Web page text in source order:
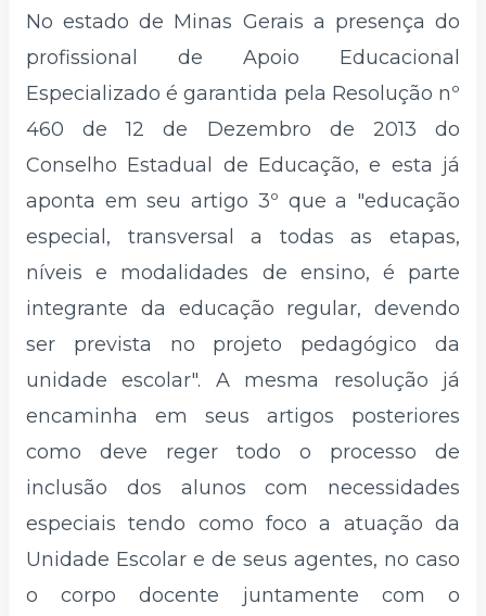
No estado de Minas Gerais a presença do
profissional de Apoio Educacional
Especializado é garantida pela Resolução nº
460 de 12 de Dezembro de 2013 do
Conselho Estadual de Educação, e esta já
aponta em seu artigo 3º que a "educação
especial, transversal a todas as etapas,
níveis e modalidades de ensino, é parte
integrante da educação regular, devendo
ser prevista no projeto pedagógico da
unidade escolar". A mesma resolução já
encaminha em seus artigos posteriores
como deve reger todo o processo de
inclusão dos alunos com necessidades
especiais tendo como foco a atuação da
Unidade Escolar e de seus agentes, no caso
o corpo docente juntamente com o